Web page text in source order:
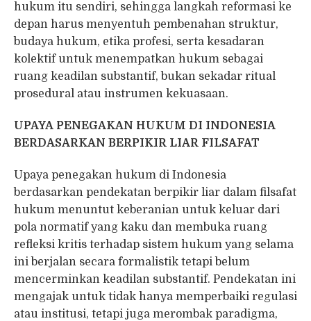
hukum itu sendiri, sehingga langkah reformasi ke
depan harus menyentuh pembenahan struktur,
budaya hukum, etika profesi, serta kesadaran
kolektif untuk menempatkan hukum sebagai
ruang keadilan substantif, bukan sekadar ritual
prosedural atau instrumen kekuasaan.
UPAYA PENEGAKAN HUKUM DI INDONESIA
BERDASARKAN BERPIKIR LIAR FILSAFAT
Upaya penegakan hukum di Indonesia
berdasarkan pendekatan berpikir liar dalam filsafat
hukum menuntut keberanian untuk keluar dari
pola normatif yang kaku dan membuka ruang
refleksi kritis terhadap sistem hukum yang selama
ini berjalan secara formalistik tetapi belum
mencerminkan keadilan substantif. Pendekatan ini
mengajak untuk tidak hanya memperbaiki regulasi
atau institusi, tetapi juga merombak paradigma,